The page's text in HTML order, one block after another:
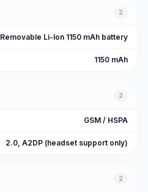
2
Removable Li-Ion 1150 mAh battery
1150 mAh
2
GSM / HSPA
2.0, A2DP (headset support only)
2